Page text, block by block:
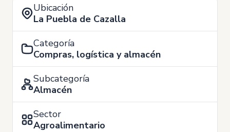
Ubicación
La Puebla de Cazalla
Categoría
Compras, logística y almacén
Subcategoría
Almacén
Sector
Agroalimentario